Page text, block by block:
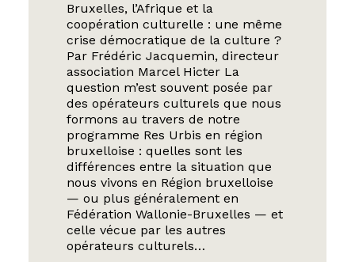
Bruxelles, l’Afrique et la
coopération culturelle : une même
crise démocratique de la culture ?
Par Frédéric Jacquemin, directeur
association Marcel Hicter La
question m’est souvent posée par
des opérateurs culturels que nous
formons au travers de notre
programme Res Urbis en région
bruxelloise : quelles sont les
différences entre la situation que
nous vivons en Région bruxelloise
— ou plus généralement en
Fédération Wallonie-Bruxelles — et
celle vécue par les autres
opérateurs culturels…